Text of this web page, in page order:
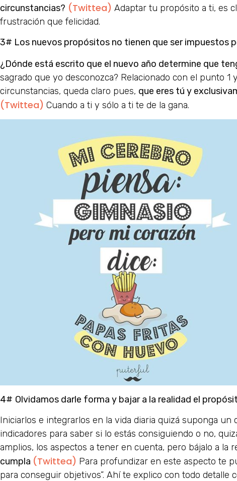
circunstancias? (Twittea) Adaptar tu propósito a ti, es
frustración que felicidad.
3# Los nuevos propósitos no tienen que ser impuestos
¿Dónde está escrito que el nuevo año determine que
sagrado que yo desconozca? Relacionado con el punto
circunstancias, queda claro pues, que eres tú y
(Twittea) Cuando a ti y sólo a ti te de la gana.
4# Olvidamos darle forma y bajar a la realidad el
Iniciarlos e integrarlos en la vida diaria quizá suponga
indicadores para saber si lo estás consiguiendo o no,
amplios, los aspectos a tener en cuenta, pero bájalo a la
cumpla (Twittea) Para profundizar en este aspecto te
para conseguir objetivos”. Ahí te explico con todo detalle